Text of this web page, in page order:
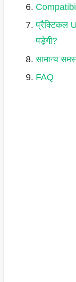
प्रैक्टिकल
पड़ेगी?
सामान्य
FAQ